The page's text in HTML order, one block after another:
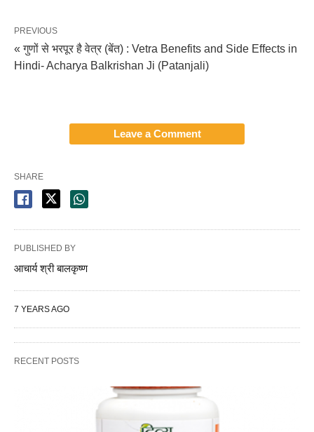
PREVIOUS
« गुणों से भरपूर है वेत्र (बेंत) : Vetra Benefits and Side Effects in
Hindi- Acharya Balkrishan Ji (Patanjali)
Leave a Comment
SHARE
PUBLISHED BY
आचार्य श्री बालकृष्ण
7 YEARS AGO
RECENT POSTS